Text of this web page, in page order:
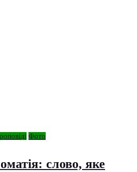
Фото
слово, яке